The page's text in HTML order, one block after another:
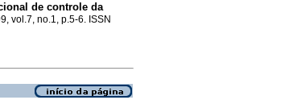
de controle da
vol.7, no.1, p.5-6. ISSN